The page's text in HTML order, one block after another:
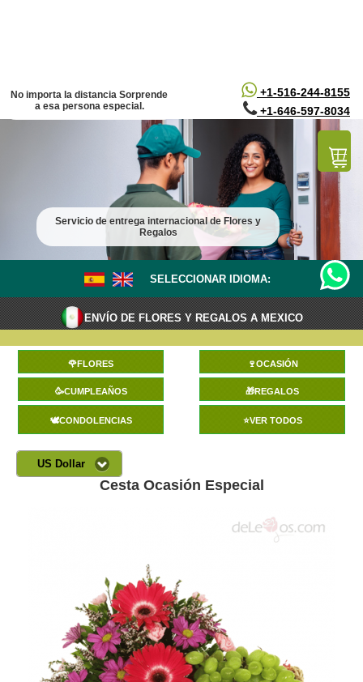
+1-516-244-8155
+1-646-597-8034
No importa la distancia Sorprende
a esa persona especial.
Servicio de entrega internacional de Flores y
Regalos
SELECCIONAR IDIOMA:
ENVÍO DE FLORES Y REGALOS A MEXICO
🌹FLORES 🍷OCASIÓN
🥳CUMPLEAÑOS 🎁REGALOS
🕊️CONDOLENCIAS ⭐VER TODOS
US Dollar
Cesta Ocasión Especial